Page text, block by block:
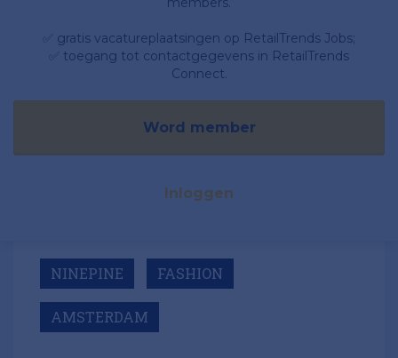
✅ gratis vacatureplaatsingen op RetailTrends Jobs;
✅ toegang tot contactgegevens in RetailTrends
Connect.
Word member
Inloggen
NINEPINE FASHION
AMSTERDAM